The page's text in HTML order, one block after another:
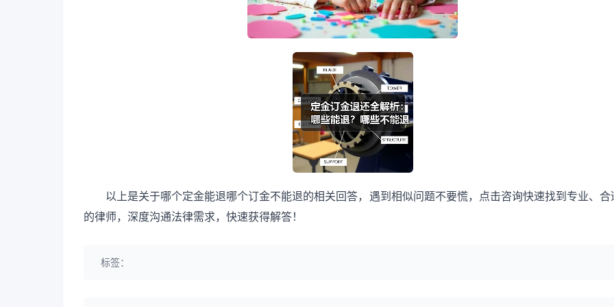
以上是关于哪个定金能退哪个订金不能退的相关回答，遇到相似问题不要慌，点击咨询快速找到专业、合
的律师，深度沟通法律需求，快速获得解答！
标签：